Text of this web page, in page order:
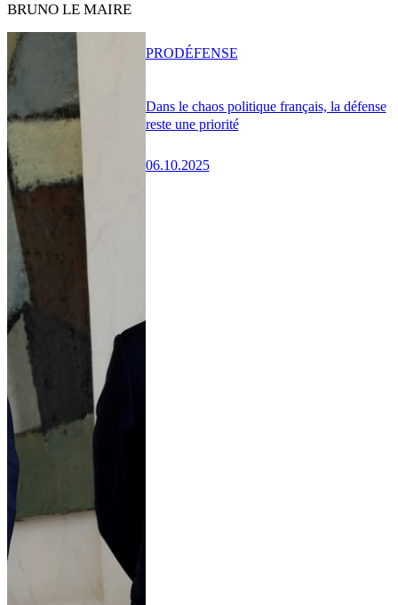
BRUNO LE MAIRE
Dans le chaos politique français, la défense
reste une priorité
06.10.2025
PRODÉFENSE